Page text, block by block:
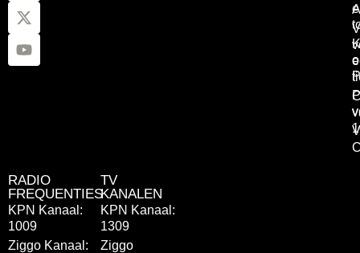
RADIO
FREQUENTIES
KPN Kanaal:
1009
Ziggo Kanaal:
TV
KANALEN
KPN Kanaal:
1309
Ziggo